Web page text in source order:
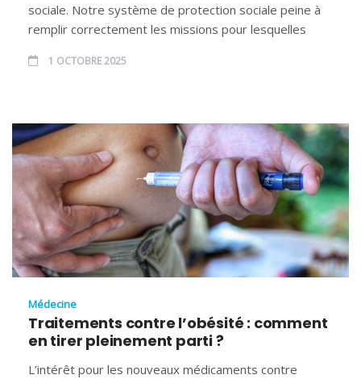
sociale. Notre système de protection sociale peine à
remplir correctement les missions pour lesquelles
1 OCTOBRE 2025
Médecine
Traitements contre l’obésité : comment
en tirer pleinement parti ?
L’intérêt pour les nouveaux médicaments contre